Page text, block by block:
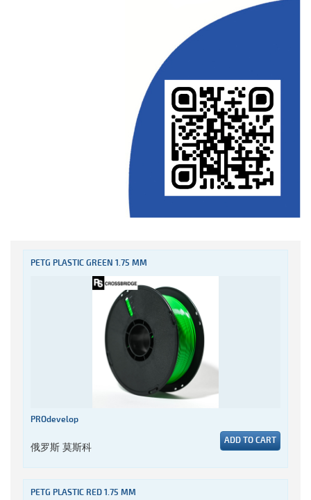
PETG PLASTIC GREEN 1.75 MM
PROdevelop
俄罗斯 莫斯科 ADD TO CART
PETG PLASTIC RED 1.75 MM